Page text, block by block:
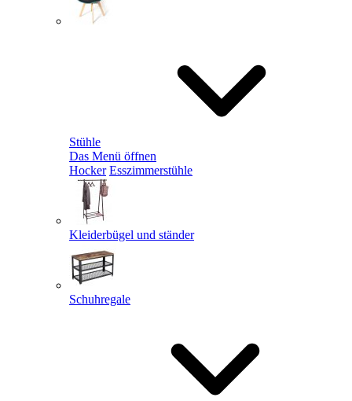
Stühle
Das Menü öffnen
Hocker Esszimmerstühle
Kleiderbügel und ständer
Schuhregale